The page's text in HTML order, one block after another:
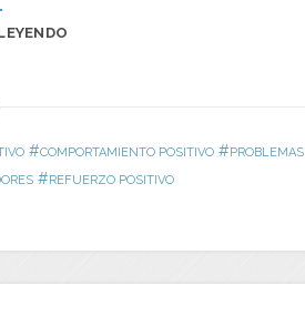
#COMPORTAMIENTO POSITIVO#PROBLEMAS
#REFUERZO POSITIVO